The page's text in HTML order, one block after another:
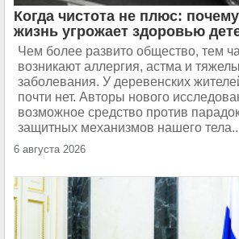
Когда чистота не плюс:
жизнь угрожает здоровью
Чем более развито общество, тем
возникают аллергия, астма и
заболевания. У деревенских
почти нет. Авторы нового
возможное средство против
защитных механизмов нашего
6 августа 2026